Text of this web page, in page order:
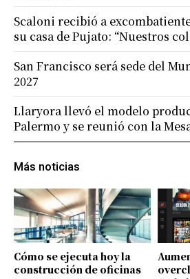
Más noticias
Cómo se ejecuta hoy la
construcción de oficinas
Scaloni recibió a
su casa de Pujato: “Nuestros
San Francisco será sede del
2027
Llaryora llevó el modelo
Palermo y se reunió con la